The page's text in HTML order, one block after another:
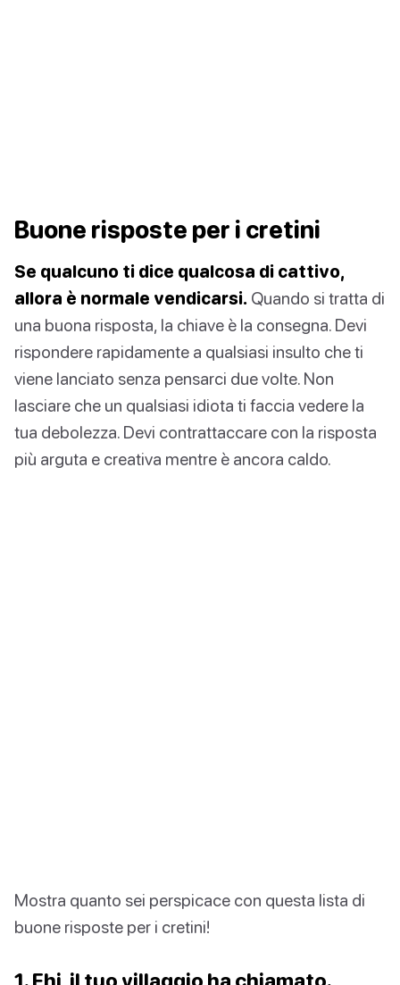
Buone risposte per i cretini
Se qualcuno ti dice qualcosa di cattivo,
allora è normale vendicarsi. Quando si tratta di
una buona risposta, la chiave è la consegna. Devi
rispondere rapidamente a qualsiasi insulto che ti
viene lanciato senza pensarci due volte. Non
lasciare che un qualsiasi idiota ti faccia vedere la
tua debolezza. Devi contrattaccare con la risposta
più arguta e creativa mentre è ancora caldo.
Mostra quanto sei perspicace con questa lista di
buone risposte per i cretini!